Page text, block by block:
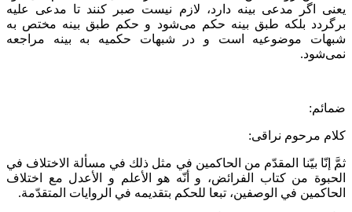
یعنی اگر مدعی بینه دارد، لازم نیست صبر کنند تا مدعی علیه
برگردد بلکه طبق بینه حکم می‌شود و حکم طبق بینه مختص به
شبهات موضوعیه است و در شبهات حکمیه به بینه مراجعه
نمی‌شود.
ضمائم:
کلام مرحوم نراقی:
ثمَّ إنّا بيّنا المقدّم من الحاكمين في مثل ذلك في مسألة الاختلاف في
الحبوة من كتاب الفرائض، و أنّه هو الأعلم و الأعدل مع اختلاف
الحاكمين في الوصفين، تبعا للحكم بتقديمه في الروايات المتقدّمة.